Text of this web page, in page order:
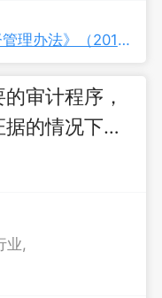
《会计师事务所执业许可和监督管理办法》（2019年修订）
审计程序，
的情况下出
业,